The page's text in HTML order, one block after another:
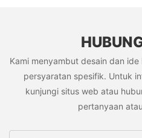
Kami menyambut desain dan
persyaratan spesifik. Untuk
kunjungi situs web atau
pertanyaan